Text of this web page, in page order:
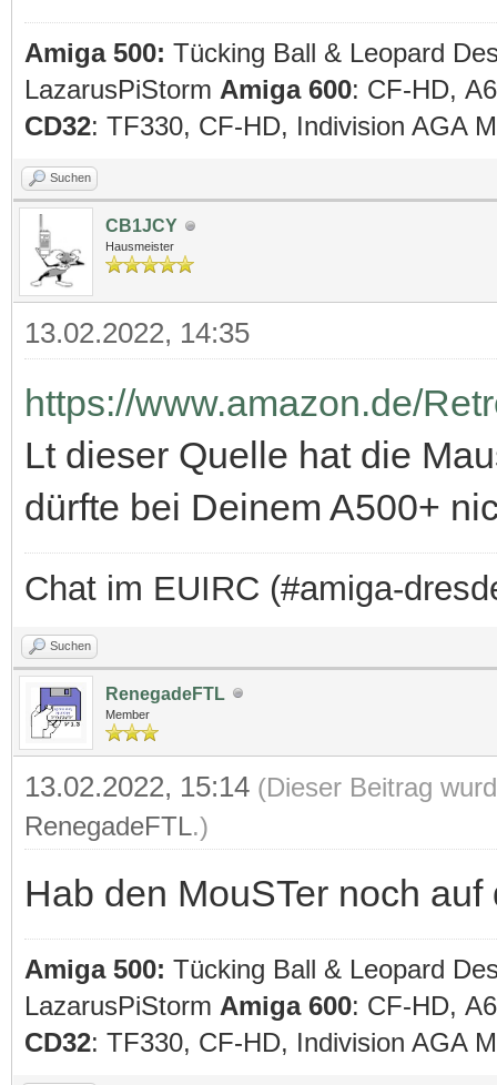
Amiga 500: Tücking Ball & Leopard
LazarusPiStorm Amiga 600: CF-HD,
CD32: TF330, CF-HD, Indivision AGA
Suchen
CB1JCY
Hausmeister
13.02.2022, 14:35
https://www.amazon.de/
Lt dieser Quelle hat die
dürfte bei Deinem A500+
Chat im EUIRC (#amiga-
Suchen
RenegadeFTL
Member
13.02.2022, 15:14 (Dieser Beitrag
RenegadeFTL.)
Hab den MouSTer noch
Amiga 500: Tücking Ball & Leopard
LazarusPiStorm Amiga 600: CF-HD,
CD32: TF330, CF-HD, Indivision AGA